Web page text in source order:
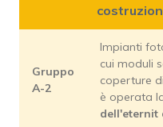
Gruppo
A-2
Impianti
cui moduli
coperture
è operata
dell'eternit